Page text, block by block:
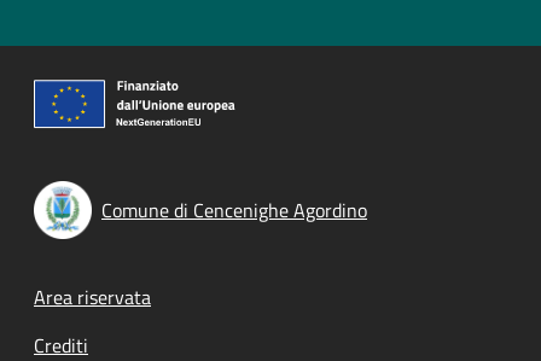
Comune di Cencenighe Agordino
Footer menu
Area riservata
Crediti